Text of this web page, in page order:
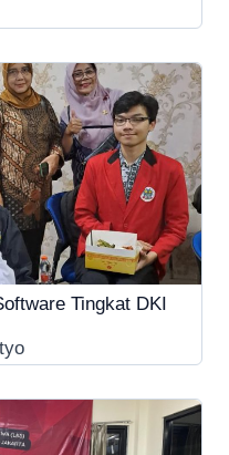
Tingkat DKI